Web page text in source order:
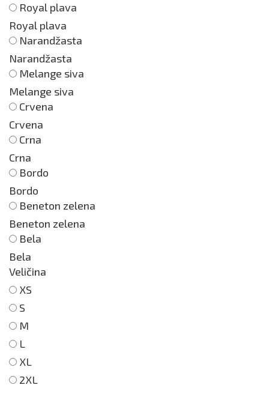
Royal plava
Royal plava
Narandžasta
Narandžasta
Melange siva
Melange siva
Crvena
Crvena
Crna
Crna
Bordo
Bordo
Beneton zelena
Beneton zelena
Bela
Bela
Veličina
XS
S
M
L
XL
2XL